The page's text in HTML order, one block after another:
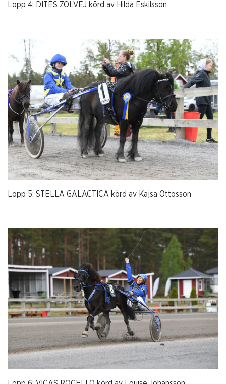
Lopp 4: DITES ZOLVEJ körd av Hilda Eskilsson
Lopp 5: STELLA GALACTICA körd av Kajsa Ottosson